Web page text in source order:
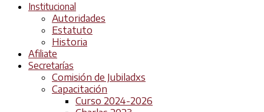
Institucional
Autoridades
Estatuto
Historia
Afiliate
Secretarías
Comisión de Jubiladxs
Capacitación
Curso 2024-2026